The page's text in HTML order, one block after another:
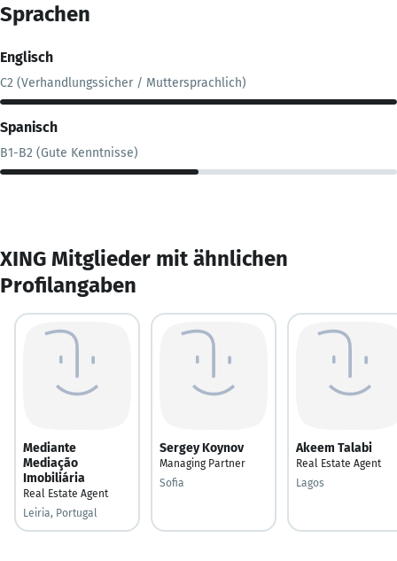
Sprachen
Englisch
C2 (Verhandlungssicher / Muttersprachlich)
Spanisch
B1-B2 (Gute Kenntnisse)
XING Mitglieder mit ähnlichen
Profilangaben
Mediante
Mediação
Imobiliária
Real Estate Agent
Leiria, Portugal
Sergey Koynov
Managing Partner
Sofia
Akeem Talabi
Real Estate Agent
Lagos